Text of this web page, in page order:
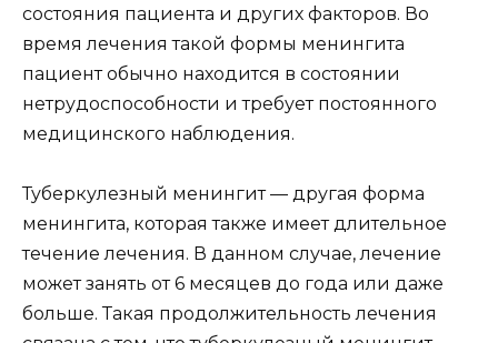
состояния пациента и других факторов. Во
время лечения такой формы менингита
пациент обычно находится в состоянии
нетрудоспособности и требует постоянного
медицинского наблюдения.
Туберкулезный менингит — другая форма
менингита, которая также имеет длительное
течение лечения. В данном случае, лечение
может занять от 6 месяцев до года или даже
больше. Такая продолжительность лечения